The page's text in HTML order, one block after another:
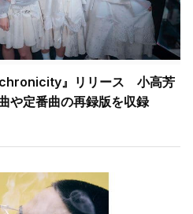
』リリース 小高芳
や定番曲の再録版を収録